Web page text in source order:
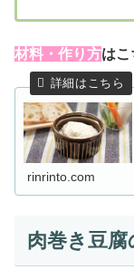
材料・作り方はこ
rinrinto.com
肉巻き豆